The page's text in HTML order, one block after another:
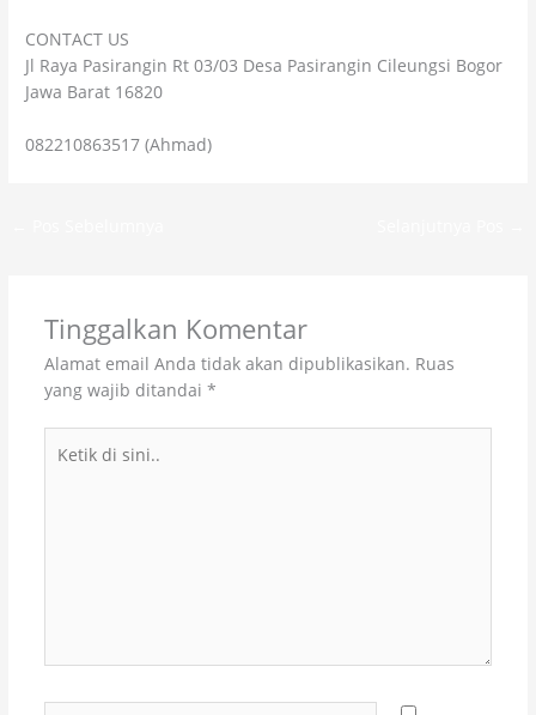
CONTACT US
Jl Raya Pasirangin Rt 03/03 Desa Pasirangin Cileungsi Bogor
Jawa Barat 16820
082210863517 (Ahmad)
Tinggalkan Komentar
Alamat email Anda tidak akan dipublikasikan. Ruas
yang wajib ditandai *